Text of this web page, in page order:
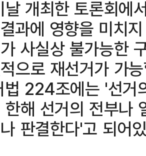
날 개최한 토론회에
과에 영향을 미치
사실상 불가능한
으로 재선거가 가
법 224조에는 '선거
해 선거의 전부나
판결한다'고 되어